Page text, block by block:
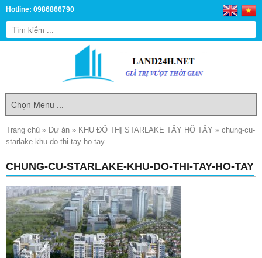
Hotline: 0986866790
Trang chủ » Dự án » KHU ĐÔ THỊ STARLAKE TÂY HỒ TÂY » chung-cu-
starlake-khu-do-thi-tay-ho-tay
CHUNG-CU-STARLAKE-KHU-DO-THI-TAY-HO-TAY